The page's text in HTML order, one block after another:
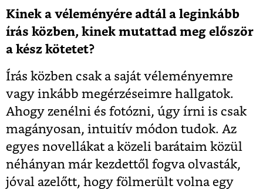
Kinek a véleményére adtál a leginkább
írás közben, kinek mutattad meg először
a kész kötetet?
Írás közben csak a saját véleményemre
vagy inkább megérzéseimre hallgatok.
Ahogy zenélni és fotózni, úgy írni is csak
magányosan, intuitív módon tudok. Az
egyes novellákat a közeli barátaim közül
néhányan már kezdettől fogva olvasták,
jóval azelőtt, hogy fölmerült volna egy